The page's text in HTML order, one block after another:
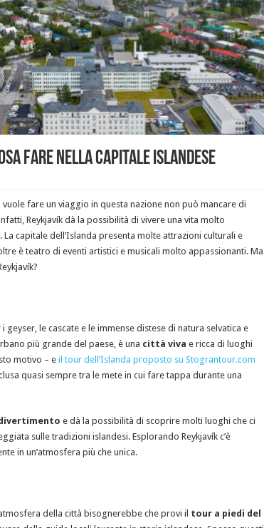
fare nella capitale islandese
vuole fare un viaggio in questa nazione non può mancare di
Reykjavík dà la possibilità di vivere una vita molto
capitale dell’Islanda presenta molte attrazioni culturali e
è teatro di eventi artistici e musicali molto appassionanti. Ma
geyser, le cascate e le immense distese di natura selvatica e
più grande del paese, è una città viva e ricca di luoghi
motivo – e il tour dell’Islanda proposto su Stograntour.com
quasi sempre tra le mete in cui fare tappa durante una
e dà la possibilità di scoprire molti luoghi che ci
sulle tradizioni islandesi. Esplorando Reykjavík c’è
in un’atmosfera più che unica.
della città bisognerebbe che provi il tour a piedi del